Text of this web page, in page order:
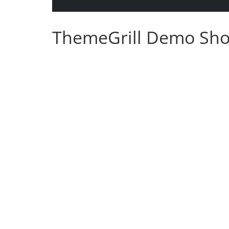
ThemeGrill Demo